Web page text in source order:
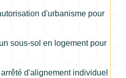
d'urbanisme pour
sous-sol en logement pour
d'alignement individuel